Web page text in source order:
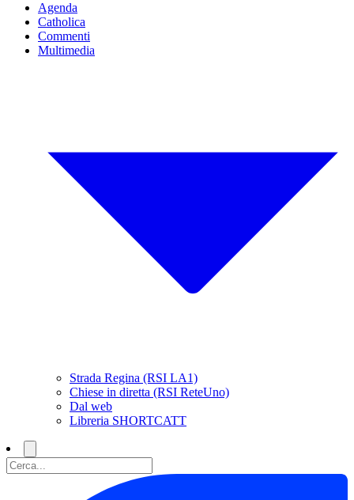
Agenda
Catholica
Commenti
Multimedia
Strada Regina (RSI LA1)
Chiese in diretta (RSI ReteUno)
Dal web
Libreria SHORTCATT